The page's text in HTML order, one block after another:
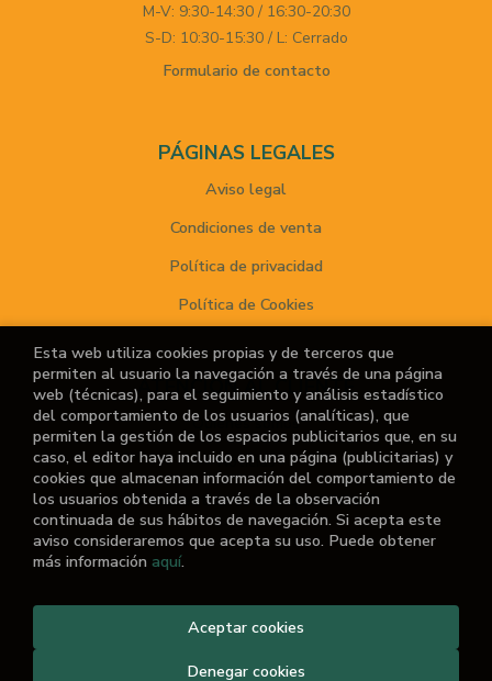
M-V: 9:30-14:30 / 16:30-20:30
S-D: 10:30-15:30 / L: Cerrado
Formulario de contacto
PÁGINAS LEGALES
Aviso legal
Condiciones de venta
Política de privacidad
Política de Cookies
ATENCIÓN AL CLIENTE
Quiénes somos
Noticias
¿No encuentras el libro que buscas?
El Retiro de las Letras. Todos los Derechos
Esta web utiliza cookies propias y de terceros que
permiten al usuario la navegación a través de una página
web (técnicas), para el seguimiento y análisis estadístico
del comportamiento de los usuarios (analíticas), que
permiten la gestión de los espacios publicitarios que, en su
caso, el editor haya incluido en una página (publicitarias) y
cookies que almacenan información del comportamiento de
los usuarios obtenida a través de la observación
continuada de sus hábitos de navegación. Si acepta este
aviso consideraremos que acepta su uso. Puede obtener
más información aquí.
Denegar cookies
Aceptar cookies